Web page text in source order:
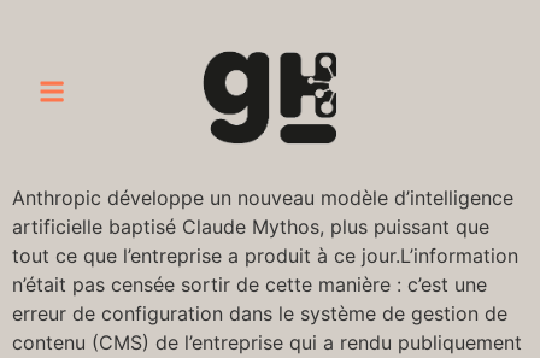
Anthropic développe un nouveau modèle d’intelligence
artificielle baptisé Claude Mythos, plus puissant que
tout ce que l’entreprise a produit à ce jour.L’information
n’était pas censée sortir de cette manière : c’est une
erreur de configuration dans le système de gestion de
contenu (CMS) de l’entreprise qui a rendu publiquement